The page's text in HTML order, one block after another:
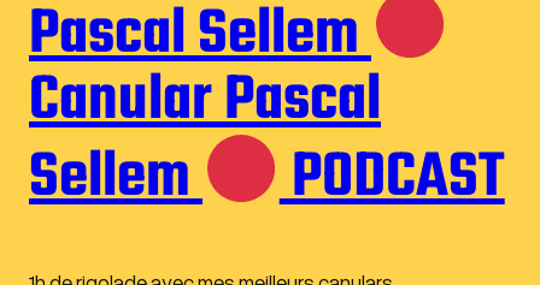
Pascal Sellem
Canular Pascal
Sellem PODCAST